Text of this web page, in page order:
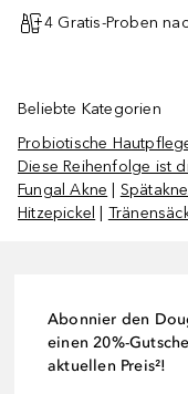
4 Gratis-Proben
Beliebte Kategorien
Probiotische
Diese Reihenfolge ist
Fungal Akne
Hitzepickel
Abonnier den
einen 20%-
aktuellen Preis²!